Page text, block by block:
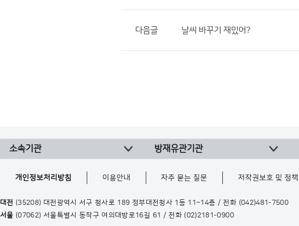
다음글 날씨 바꾸기 재밌어?
소속기관 방재유관기관
개인정보처리방침 이용안내 자주 묻는 질문 저작권보호 및 정책
대전 (35208) 대전광역시 서구 청사로 189 정부대전청사 1동 11~14층 / 전화 (042)481-7500
서울 (07062) 서울특별시 동작구 여의대방로16길 61 / 전화 (02)2181-0900